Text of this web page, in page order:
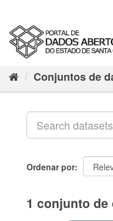
Conjuntos de
Ordenar por
1 conjunto